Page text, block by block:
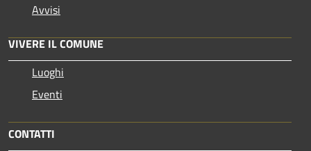
Avvisi
VIVERE IL COMUNE
Luoghi
Eventi
CONTATTI